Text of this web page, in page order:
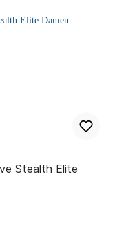
Stealth Elite